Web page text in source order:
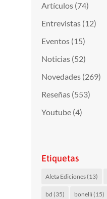
Artículos(74)
Entrevistas(12)
Eventos(15)
Noticias(52)
Novedades(269)
Reseñas(553)
Youtube(4)
Etiquetas
Aleta Ediciones(13)
bd (35) bonelli(15)